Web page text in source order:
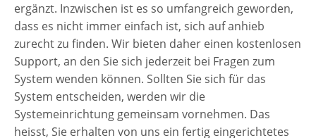
ergänzt. Inzwischen ist es so umfangreich geworden,
dass es nicht immer einfach ist, sich auf anhieb
zurecht zu finden. Wir bieten daher einen kostenlosen
Support, an den Sie sich jederzeit bei Fragen zum
System wenden können. Sollten Sie sich für das
System entscheiden, werden wir die
Systemeinrichtung gemeinsam vornehmen. Das
heisst, Sie erhalten von uns ein fertig eingerichtetes